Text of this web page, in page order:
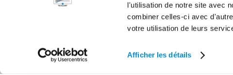
l'utilisation de notre site avec
combiner celles-ci avec
votre utilisation de leurs
Afficher les détails
Politique de